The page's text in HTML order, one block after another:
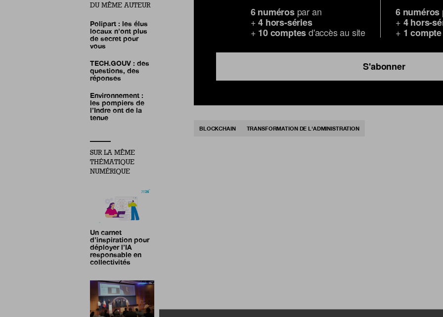
6 numérospar an
+4 hors-séries
+ 10 comptesd'accès au site
6 numéros
+ 4 hors-
+ 1 compte
S'abonner
BLOCKCHAIN TRANSFORMATION DE L'ADMINISTRATION
DU MÊME AUTEUR
Polipart : les élus
locaux n'ont plus
de secret pour
vous
TECH.GOUV : des
questions, des
réponses
Environnement :
les pompiers de
l’Indre ont de la
tenue
SUR LA MÊME
THÉMATIQUE
NUMÉRIQUE
Un carnet
d’inspiration pour
déployer l’IA
responsable en
collectivités